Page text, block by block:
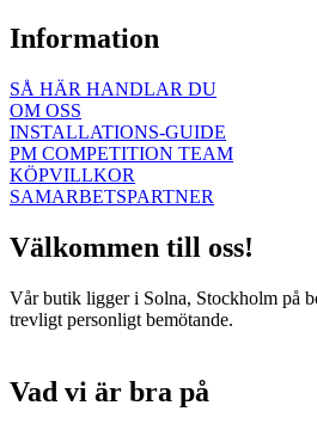
Information
SÅ HÄR HANDLAR DU
OM OSS
INSTALLATIONS-GUIDE
PM COMPETITION TEAM
KÖPVILLKOR
SAMARBETSPARTNER
Välkommen till oss!
Vår butik ligger i Solna, Stockholm på
trevligt personligt bemötande.
Vad vi är bra på